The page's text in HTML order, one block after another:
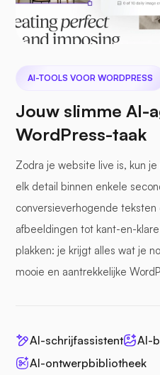
AI-TOOLS VOOR WORDPRESS
Jouw slimme AI-
WordPress-taak
Zodra je website live is, kun
elk detail binnen enkele
conversieverhogende
afbeeldingen tot kant-en-
plakken: je krijgt alles wat je
mooie en aantrekkelijke
AI-schrijfassistent
AI-
AI-ontwerpbibliotheek